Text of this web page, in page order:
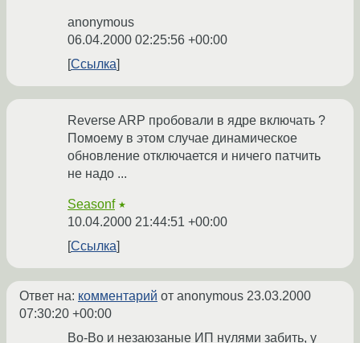
anonymous
06.04.2000 02:25:56 +00:00
Ссылка
Reverse ARP пробовали в ядре включать ?
Помоему в этом случае динамическое
обновление отключается и ничего патчить
не надо ...
Seasonf ★
10.04.2000 21:44:51 +00:00
Ссылка
Ответ на: комментарий от anonymous 23.03.2000
07:30:20 +00:00
Во-Во и незаюзаные ИП нулями забить, у